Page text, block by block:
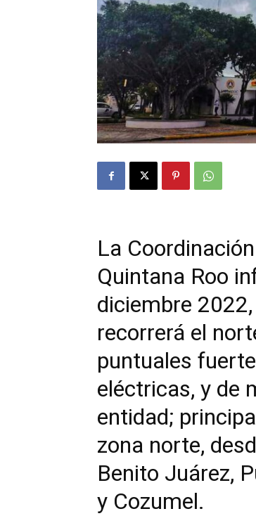
La
Quintana Roo
diciembre
recorrerá el
puntuales
eléctricas, y de
entidad;
zona norte,
Benito Juárez,
y Cozumel.